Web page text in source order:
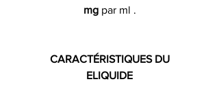
mgpar ml .
CARACTÉRISTIQUES DU
ELIQUIDE